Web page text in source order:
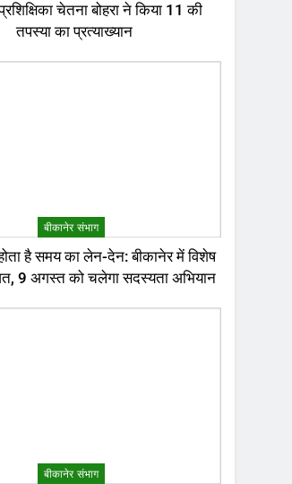
चेतना बोहरा ने किया 11 की
तपस्या का प्रत्याख्यान
बीकानेर संभाग
है समय का लेन-देन: बीकानेर में विशेष
9 अगस्त को चलेगा सदस्यता अभियान
बीकानेर संभाग